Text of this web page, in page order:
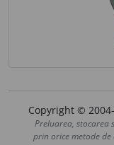
Copyright ©
Preluarea, stocarea
prin orice metode